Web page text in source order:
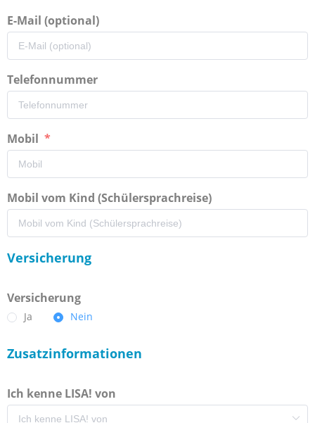
E-Mail (optional)
Telefonnummer
Mobil
Mobil vom Kind (Schülersprachreise)
Versicherung
Versicherung
Ja Nein
Zusatzinformationen
Ich kenne LISA! von